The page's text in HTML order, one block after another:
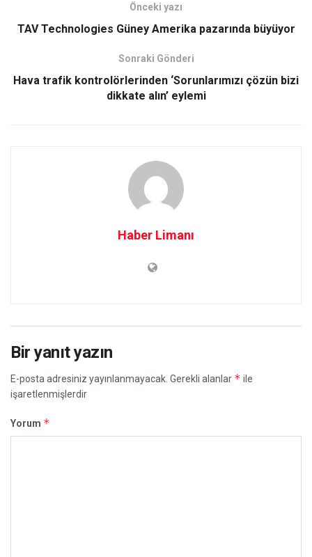
Önceki yazı
TAV Technologies Güney Amerika pazarında büyüyor
Sonraki Gönderi
Hava trafik kontrolörlerinden ‘Sorunlarımızı çözün bizi
dikkate alın’ eylemi
Haber Limanı
Bir yanıt yazın
E-posta adresiniz yayınlanmayacak. Gerekli alanlar * ile
işaretlenmişlerdir
Yorum *